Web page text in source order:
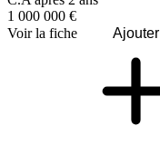
1 000 000 €
Voir la fiche
Ajouter